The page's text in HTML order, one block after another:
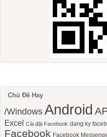
Chủ Đề Hay
/Windows Android
Excel Cài đặt Facebook dang ky
Facebook Facebook